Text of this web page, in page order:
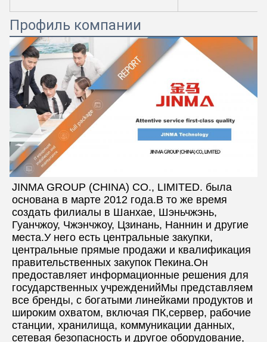
Профиль компании
JINMA GROUP (CHINA) CO., LIMITED. была
основана в марте 2012 года.В то же время
создать филиалы в Шанхае, Шэньчжэнь,
Гуанчжоу, Чжэнчжоу, Цзинань, Наннин и другие
места.У него есть центральные закупки,
центральные прямые продажи и квалификация
правительственных закупок Пекина.Он
предоставляет информационные решения для
государственных учрежденийМы представляем
все бренды, с богатыми линейками продуктов и
широким охватом, включая ПК,сервер, рабочие
станции, хранилища, коммуникации данных,
сетевая безопасность и другое оборудование,